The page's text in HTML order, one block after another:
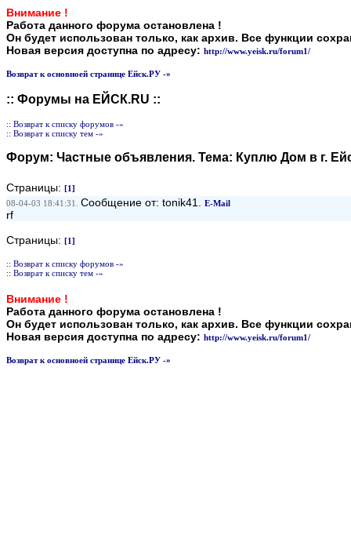
Внимание !
Работа данного форума остановлена !
Он будет использован только, как архив. Все функции
Новая версия доступна по адресу: http://www.yeisk.ru/forum1/
Возврат к основноей странице Ейск.РУ -»
:: Форумы на ЕЙСК.RU ::
:: Возврат к списку форумов -»
:: Возврат к списку тем -»
Форум: Частные объявления. Тема: Куплю Дом в г.
Страницы: [1]
08-04-03 18:41:31. Сообщение от: tonik41. E-Mail
rf
Страницы: [1]
:: Возврат к списку форумов -»
:: Возврат к списку тем -»
Внимание !
Работа данного форума остановлена !
Он будет использован только, как архив. Все функции
Новая версия доступна по адресу: http://www.yeisk.ru/forum1/
Возврат к основноей странице Ейск.РУ -»